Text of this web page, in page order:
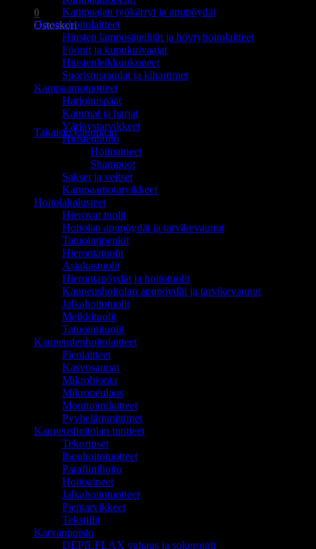
0
Ostoskori
Ostoskori on tyhjä.
Takaisin kauppaan
Kampaajan työkärryt ja apupöydät
Hiustenhoitolaitteet
Hiusten lämpösäteilijät ja höyryhoitolaitteet
Föönit ja kupukuivaajat
Hiustenleikkuukoneet
Suoristusraudat ja kihartimet
Kampaamotuotteet
Harjoituspäät
Kammat ja harjat
Värjäystarvikkeet
Hiustenhoito
Hoitoaineet
Shampoot
Sakset ja veitset
Kampaamotarvikkeet
Hoitolakalusteet
Hierovat tuolit
Hoitolan apupöydät ja tarvikevaunut
Tatuointipenkit
Hierontatuolit
Asiakastuolit
Hierontapöydät ja hoitotuolit
Kauneushoitolan apupöydät ja tarvikevaunut
Jalkahoitotuolit
Meikkituolit
Tatuointituolit
Kauneudenhoitolaitteet
Pienlaitteet
Kasvosaunat
Mikrohionta
Mikroneulaus
Monitoimilaitteet
Pyyhelämmittimet
Kauneushoitolan tuotteet
Tekoripset
Ihonhoitotuotteet
Parafiinihoito
Hoitoaineet
Jalkahoitotuotteet
Pientarvikkeet
Tekstiilit
Karvanpoisto
DEPILFLAX vahaus ja sokerointi